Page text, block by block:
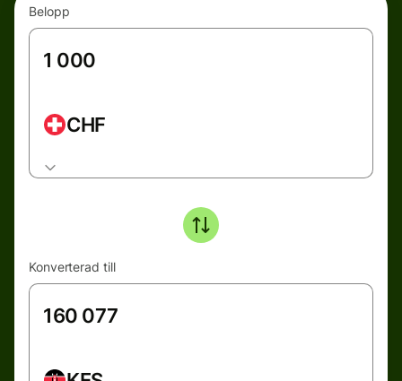
Belopp
CHF
Konverterad till